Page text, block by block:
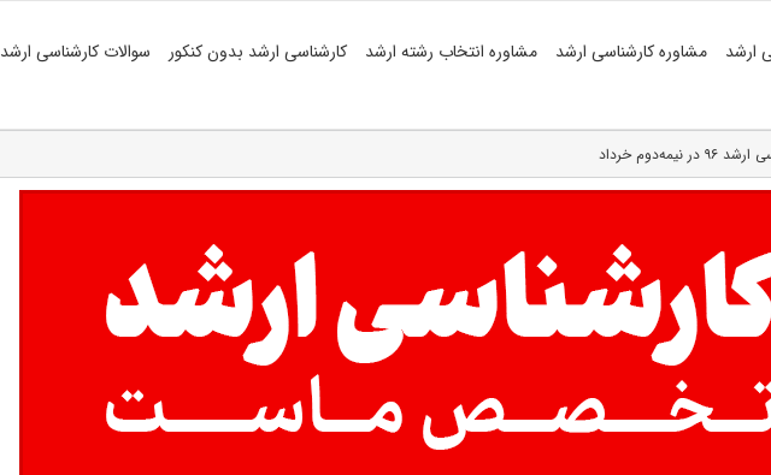
ارشد مشاوره کارشناسی ارشد مشاوره انتخاب رشته ارشد کارشناسی ارشد بدون کنکور سوالات کارشناسی ارشد
خرداد